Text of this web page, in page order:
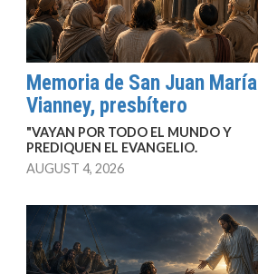
Memoria de San Juan María
Vianney, presbítero
"VAYAN POR TODO EL MUNDO Y
PREDIQUEN EL EVANGELIO.
AUGUST 4, 2026